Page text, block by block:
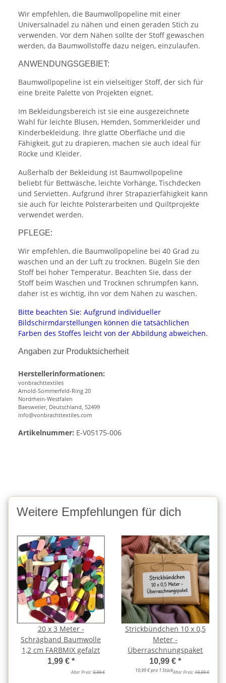
Wir empfehlen, die Baumwollpopeline mit einer
Universalnadel zu nähen und einen geraden Stich zu
verwenden. Vor dem Nähen sollte der Stoff gewaschen
werden, da Baumwollstoffe dazu neigen, einzulaufen.
ANWENDUNGSGEBIET:
Baumwollpopeline ist ein vielseitiger Stoff, der sich für
eine breite Palette von Projekten eignet.
Im Bekleidungsbereich ist sie eine ausgezeichnete
Wahl für leichte Blusen, Hemden, Sommerkleider und
Kinderbekleidung. Ihre glatte Oberfläche und die
Fähigkeit, gut zu drapieren, machen sie auch ideal für
Röcke und Kleider.
Außerhalb der Bekleidung ist Baumwollpopeline
beliebt für Bettwäsche, leichte Vorhänge, Tischdecken
und Servietten. Aufgrund ihrer Strapazierfähigkeit kann
sie auch für leichte Polsterarbeiten und Quiltprojekte
verwendet werden.
PFLEGE:
Wir empfehlen, die Baumwollpopeline bei 40 Grad zu
waschen und an der Luft zu trocknen. Bügeln Sie den
Stoff bei hoher Temperatur. Beachten Sie, dass der
Stoff beim Waschen und Trocknen schrumpfen kann,
daher ist es wichtig, ihn vor dem Nähen zu waschen.
Bitte beachten Sie: Aufgrund individueller
Bildschirmdarstellungen können die tatsächlichen
Farben des Stoffes leicht von der Abbildung abweichen.
Angaben zur Produktsicherheit
Herstellerinformationen:
vonbrachttextiles
Arnold-Sommerfeld-Ring 20
Nordrhein-Westfalen
Baesweiler, Deutschland, 52499
info@vonbrachttextiles.com
Artikelnummer: E-V05175-006
Weitere Empfehlungen für dich
20 x 3 Meter -
Schrägband Baumwolle
1,2 cm FARBMIX gefalzt
1,99 € *
Alter Preis:9,99 €
Strickbündchen 10 x 0,5
Meter -
Überraschnungspaket
10,99 € *
10,99 € pro 1 StückAlter Preis:19,99 €